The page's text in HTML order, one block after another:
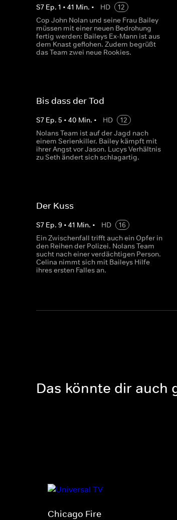
S7 Ep. 1 • 41 Min. • HD
12
Cop John Nolan und seine Frau Bailey
müssen mit einer neuen Bedrohung
fertig werden: Baileys Ex-Mann ist aus
dem Knast geflohen. Zudem begrüßt
das Team zwei neue Rookies.
Bis dass der Tod
S7 Ep. 5 • 40 Min. • HD
12
Nolans Team ist auf der Jagd nach
einem Serienkiller. Bailey kämpft mit
ihrer Angst vor Jason. Lucys Verhältnis
zu Seth ändert sich schlagartig.
Der Kuss
S7 Ep. 9 • 41 Min. • HD
16
Ein Zwischenfall trifft auch ein Opfer in
den Reihen der Polizei. Nolans Team
sucht nach einer verdächtigen Person.
Celina nimmt sich mit Baileys Hilfe
ihres ersten Falles an.
Das könnte dir auch
Chicago Fire